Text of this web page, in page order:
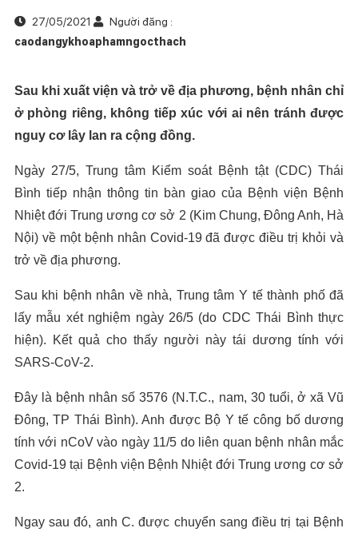
27/05/2021
Người đăng :
caodangykhoaphamngocthach
Sau khi xuất viện và trở về địa phương, bệnh nhân chỉ
ở phòng riêng, không tiếp xúc với ai nên tránh được
nguy cơ lây lan ra cộng đồng.
Ngày 27/5, Trung tâm Kiểm soát Bệnh tật (CDC) Thái
Bình tiếp nhận thông tin bàn giao của Bệnh viện Bệnh
Nhiệt đới Trung ương cơ sở 2 (Kim Chung, Đông Anh, Hà
Nội) về một bệnh nhân Covid-19 đã được điều trị khỏi và
trở về địa phương.
Sau khi bệnh nhân về nhà, Trung tâm Y tế thành phố đã
lấy mẫu xét nghiệm ngày 26/5 (do CDC Thái Bình thực
hiện). Kết quả cho thấy người này tái dương tính với
SARS-CoV-2.
Đây là bệnh nhân số 3576 (N.T.C., nam, 30 tuổi, ở xã Vũ
Đông, TP Thái Bình). Anh được Bộ Y tế công bố dương
tính với nCoV vào ngày 11/5 do liên quan bệnh nhân mắc
Covid-19 tại Bệnh viện Bệnh Nhiệt đới Trung ương cơ sở
2.
Ngay sau đó, anh C. được chuyển sang điều trị tại Bệnh